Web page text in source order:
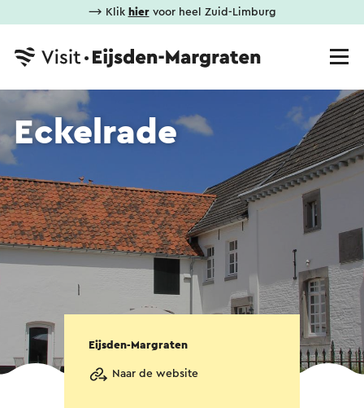
⟶ Klik hiervoor heel Zuid-Limburg
Eckelrade
Eijsden-Margraten
Naar de website